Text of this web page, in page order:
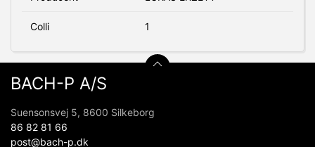
Colli 1
BACH-P A/S
Suensonsvej 5, 8600 Silkeborg
86 82 81 66
post@bach-p.dk